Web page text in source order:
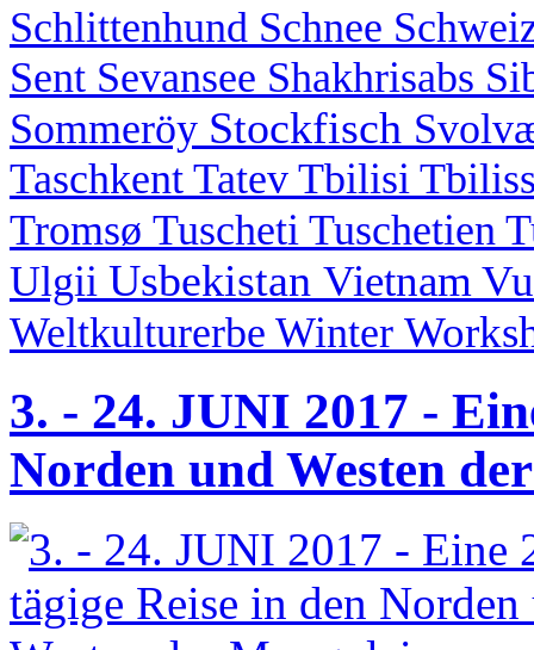
Schlittenhund Schnee
Sent Sevansee Shakhrisabs
Sommeröy Stockfisch
Taschkent Tatev Tbilisi
Tromsø Tuscheti Tuschetien
Ulgii Usbekistan Vietnam
Weltkulturerbe Winter
3. - 24. JUNI 2017 -
Norden und Westen